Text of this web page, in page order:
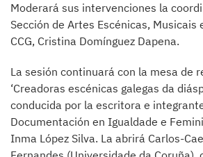
Moderará sus intervenciones la
Sección de Artes Escénicas, Musicais
CCG, Cristina Domínguez Dapena.
La sesión continuará con la mesa de
‘Creadoras escénicas galegas da
conducida por la escritora e
Documentación en Igualdade e
Inma López Silva. La abrirá Carlos-